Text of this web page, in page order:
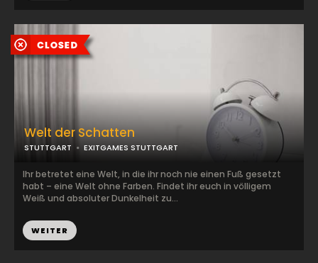
Welt der Schatten
STUTTGART EXITGAMES STUTTGART
Ihr betretet eine Welt, in die ihr noch nie einen Fuß gesetzt
habt – eine Welt ohne Farben. Findet ihr euch in völligem
Weiß und absoluter Dunkelheit zu...
WEITER